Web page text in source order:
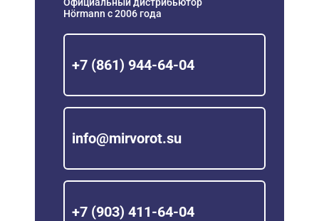
Hörmann с 2006 года
+7 (861) 944-64-04
info@mirvorot.su
+7 (903) 411-64-04